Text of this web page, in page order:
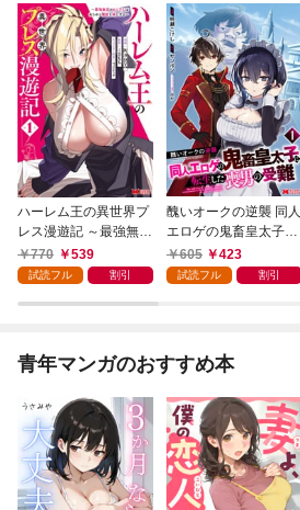
ハーレム王の異世界プ
レス漫遊記 ～最強無双
のおじさんはあらゆる
種族を嫁にする～（コ
770 539
試読フル 割引
醜いオークの逆襲 同人
エロゲの鬼畜皇太子に
転生した喪男の受難
（コミック） 1
605 423
試読フル 割引
青年マンガのおすすめ本